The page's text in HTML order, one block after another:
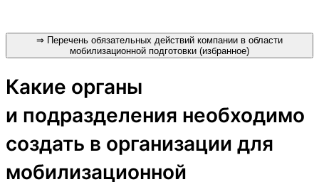
⇒ Перечень обязательных действий компании в области
мобилизационной подготовки (избранное)
Какие органы
и подразделения необходимо
создать в организации для
мобилизационной